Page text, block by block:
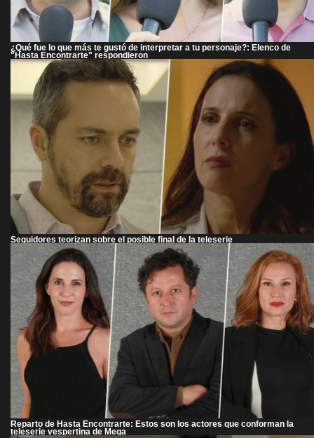
¿Qué fue lo que más te gustó de interpretar a tu personaje?: Elenco de
"Hasta Encontrarte" respondieron
Seguidores teorizan sobre el posible final de la teleserie
Reparto de Hasta Encontrarte: Estos son los actores que conforman la
teleserie vespertina de Mega